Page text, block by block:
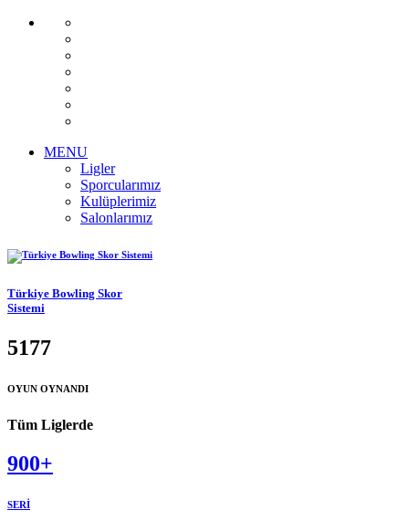
MENU
Ligler
Sporcularımız
Kulüplerimiz
Salonlarımız
Türkiye Bowling Skor
Sistemi
5177
OYUN OYNANDI
Tüm Liglerde
900+
SERİ